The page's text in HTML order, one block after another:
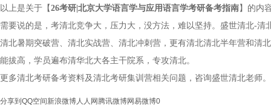
以上是关于【26考研|北京大学语言学与应用语言学考研备考指南】的内
需要说的是，考清北竞争大，压力大，没方法，难以坚持。盛世清北-
清北暑期突破营、清北实战营、清北冲刺营，更有清北清北半年营和清
能拔高，学员遍布清华北大各主干院系，专攻清北。
更多清北考研备考资料及清北考研集训营相关问题，咨询盛世清北老师。
分享到 QQ空间 新浪微博人人网 腾讯微博网易微博0